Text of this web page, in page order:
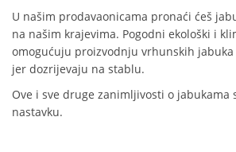
U našim prodavaonicama pronaći ćeš
na našim krajevima. Pogodni ekološki i
omogućuju proizvodnju vrhunskih jabuka
jer dozrijevaju na stablu.
Ove i sve druge zanimljivosti o jabukama
nastavku.